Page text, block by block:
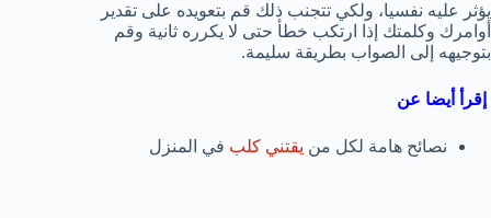
يؤثر عليه نفسيا، ولكي تتجنب ذلك قم بتعويده على تقدير
أوامرك وكلمتك إذا ارتكب خطأ حتى لا يكرره ثانية وقم
بتوجيهه إلى الصواب بطريقة سليمة.
إقرأ أيضا عن
نصائح هامة لكل من يقتني كلب في المنزل